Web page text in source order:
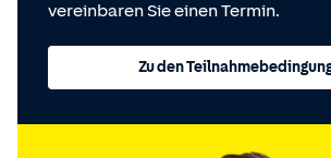
vereinbaren Sie einen Termin.
Zu den